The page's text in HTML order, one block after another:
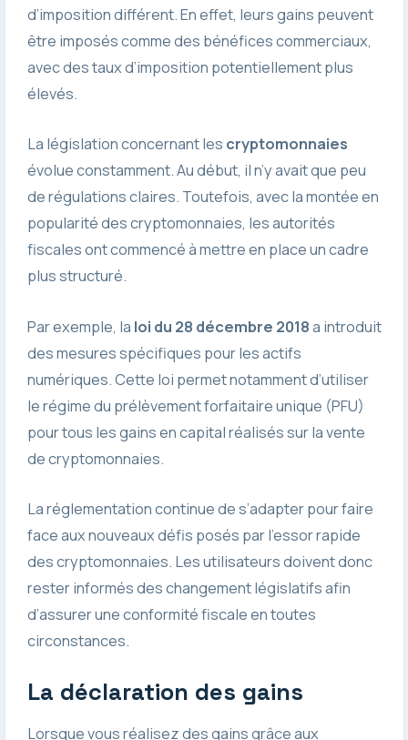
d’imposition différent. En effet, leurs gains peuvent
être imposés comme des bénéfices commerciaux,
avec des taux d’imposition potentiellement plus
élevés.
La législation concernant les cryptomonnaies
évolue constamment. Au début, il n’y avait que peu
de régulations claires. Toutefois, avec la montée en
popularité des cryptomonnaies, les autorités
fiscales ont commencé à mettre en place un cadre
plus structuré.
Par exemple, la loi du 28 décembre 2018a introduit
des mesures spécifiques pour les actifs
numériques. Cette loi permet notamment d’utiliser
le régime du prélèvement forfaitaire unique (PFU)
pour tous les gains en capital réalisés sur la vente
de cryptomonnaies.
La réglementation continue de s’adapter pour faire
face aux nouveaux défis posés par l’essor rapide
des cryptomonnaies. Les utilisateurs doivent donc
rester informés des changement législatifs afin
d’assurer une conformité fiscale en toutes
circonstances.
La déclaration des gains
Lorsque vous réalisez des gains grâce aux